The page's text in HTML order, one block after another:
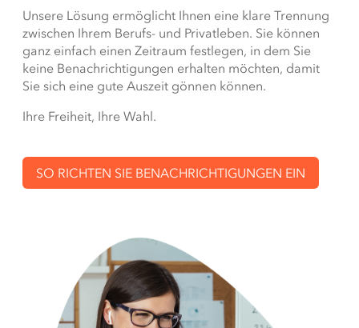
Unsere Lösung ermöglicht Ihnen eine klare Trennung
zwischen Ihrem Berufs- und Privatleben. Sie können
ganz einfach einen Zeitraum festlegen, in dem Sie
keine Benachrichtigungen erhalten möchten, damit
Sie sich eine gute Auszeit gönnen können.
Ihre Freiheit, Ihre Wahl.
SO RICHTEN SIE BENACHRICHTIGUNGEN EIN